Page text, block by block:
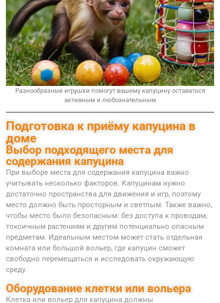
Разнообразные игрушки помогут вашему капуцину оставаться
активным и любознательным
Подготовка к приёму капуцина в
доме
Выбор подходящего места для
содержания капуцина
При выборе места для содержания капуцина важно
учитывать несколько факторов. Капуцинам нужно
достаточно пространства для движения и игр, поэтому
место должно быть просторным и светлым. Также важно,
чтобы место было безопасным: без доступа к проводам,
токсичным растениям и другим потенциально опасным
предметам. Идеальным местом может стать отдельная
комната или большой вольер, где капуцин сможет
свободно перемещаться и исследовать окружающую
среду.
Оборудование клетки или вольера
Клетка или вольер для капуцина должны